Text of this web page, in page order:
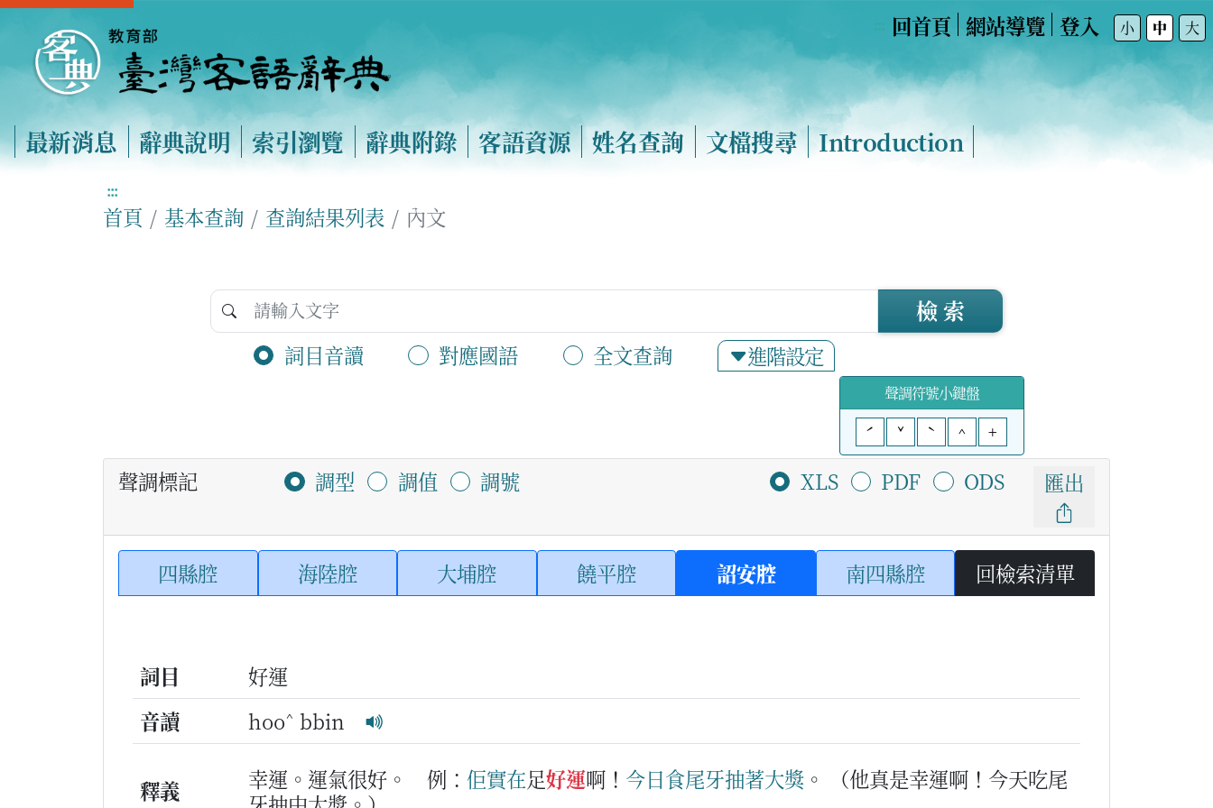
回首頁 網站導覽 登入 小 中 大
最新消息 辭典說明 索引瀏覽 辭典附錄 客語資源 姓名查詢 文檔搜尋 Introduction
:::
首頁 基本查詢 查詢結果列表 內文
詞目音讀 對應國語 全文查詢 進階設定
檢 索
聲調符號小鍵盤
ˊ
ˇ ˋ ^ +
聲調標記 調型 調值 調號 XLS PDF ODS 匯出
四縣腔 海陸腔 大埔腔 饒平腔 詔安腔 南四縣腔 回檢索清單
詞目
好運
音讀
hoo^ bbin
釋義 幸運。運氣很好。 例： 佢實在足好運啊！ 今日食尾牙抽著大獎 。
（他真是幸運啊！今天吃尾